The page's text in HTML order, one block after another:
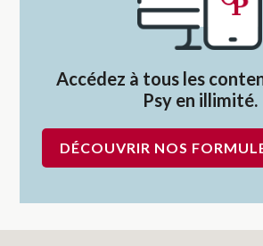
Accédez à tous les
Psy en illimité.
DÉCOUVRIR NOS